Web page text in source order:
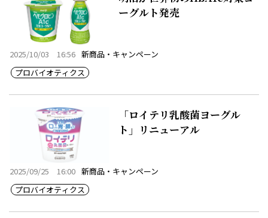
ーグルト発売
2025/10/03 16:56 新商品・キャンペーン
プロバイオティクス
「ロイテリ乳酸菌ヨーグル
ト」リニューアル
2025/09/25 16:00 新商品・キャンペーン
プロバイオティクス